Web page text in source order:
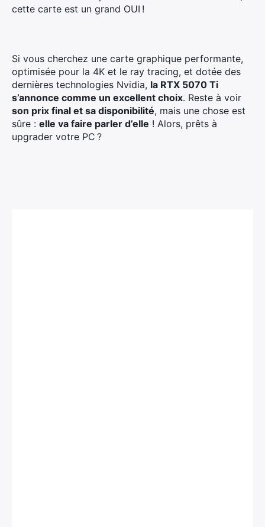
cette carte est un grand OUI !
Si vous cherchez une carte graphique performante,
optimisée pour la 4K et le ray tracing, et dotée des
dernières technologies Nvidia, la RTX 5070 Ti
s’annonce comme un excellent choix. Reste à voir
son prix final et sa disponibilité, mais une chose est
sûre : elle va faire parler d’elle ! Alors, prêts à
upgrader votre PC ?